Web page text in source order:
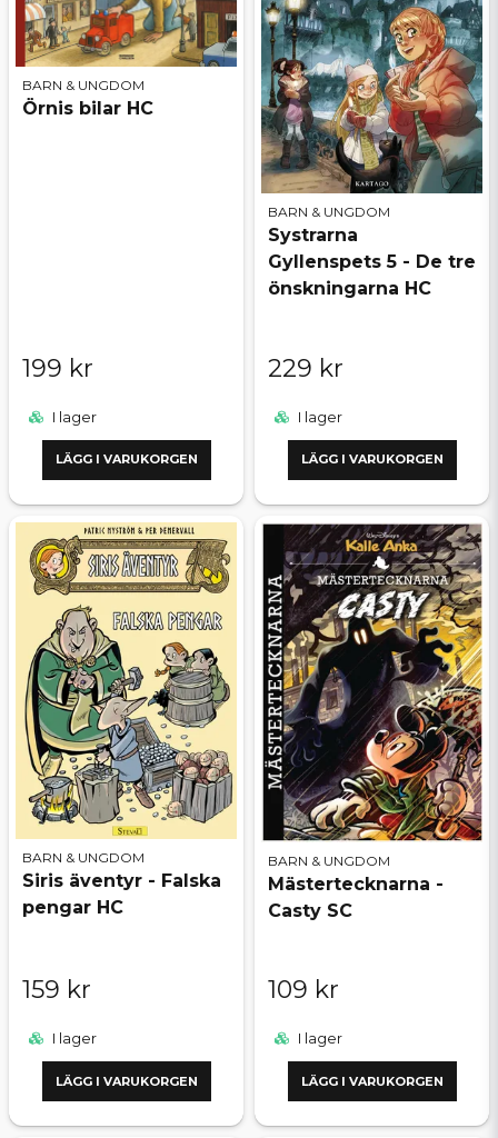
BARN & UNGDOM
Örnis bilar HC
199 kr
I lager
LÄGG I VARUKORGEN
BARN & UNGDOM
Systrarna
Gyllenspets 5 - De tre
önskningarna HC
229 kr
I lager
LÄGG I VARUKORGEN
BARN & UNGDOM
Siris äventyr - Falska
pengar HC
159 kr
I lager
LÄGG I VARUKORGEN
BARN & UNGDOM
Mästertecknarna -
Casty SC
109 kr
I lager
LÄGG I VARUKORGEN